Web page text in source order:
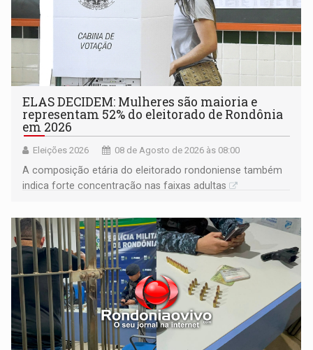
ELAS DECIDEM: Mulheres são maioria e
representam 52% do eleitorado de Rondônia
em 2026
Eleições 2026 08 de Agosto de 2026 às 08:00
A composição etária do eleitorado rondoniense também
indica forte concentração nas faixas adultas